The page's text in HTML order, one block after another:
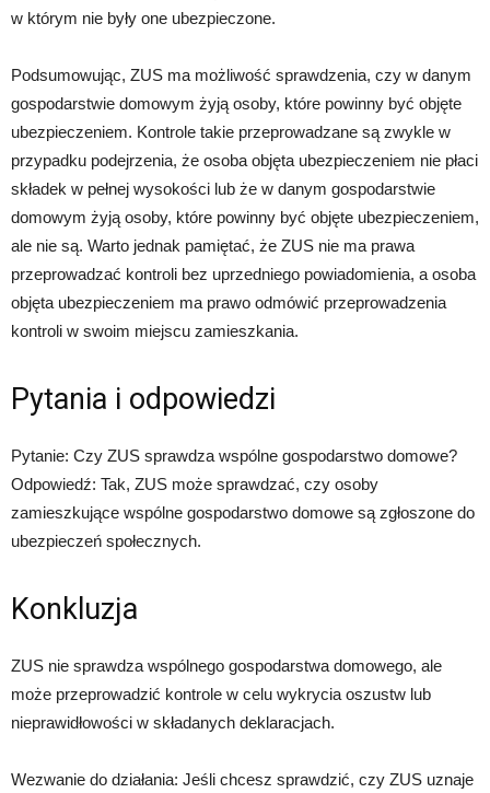
w którym nie były one ubezpieczone.
Podsumowując, ZUS ma możliwość sprawdzenia, czy w danym
gospodarstwie domowym żyją osoby, które powinny być objęte
ubezpieczeniem. Kontrole takie przeprowadzane są zwykle w
przypadku podejrzenia, że osoba objęta ubezpieczeniem nie płaci
składek w pełnej wysokości lub że w danym gospodarstwie
domowym żyją osoby, które powinny być objęte ubezpieczeniem,
ale nie są. Warto jednak pamiętać, że ZUS nie ma prawa
przeprowadzać kontroli bez uprzedniego powiadomienia, a osoba
objęta ubezpieczeniem ma prawo odmówić przeprowadzenia
kontroli w swoim miejscu zamieszkania.
Pytania i odpowiedzi
Pytanie: Czy ZUS sprawdza wspólne gospodarstwo domowe?
Odpowiedź: Tak, ZUS może sprawdzać, czy osoby
zamieszkujące wspólne gospodarstwo domowe są zgłoszone do
ubezpieczeń społecznych.
Konkluzja
ZUS nie sprawdza wspólnego gospodarstwa domowego, ale
może przeprowadzić kontrole w celu wykrycia oszustw lub
nieprawidłowości w składanych deklaracjach.
Wezwanie do działania: Jeśli chcesz sprawdzić, czy ZUS uznaje